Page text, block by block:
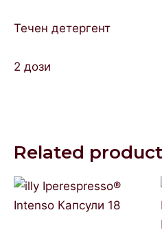
Течен детергент
2 дози
Related